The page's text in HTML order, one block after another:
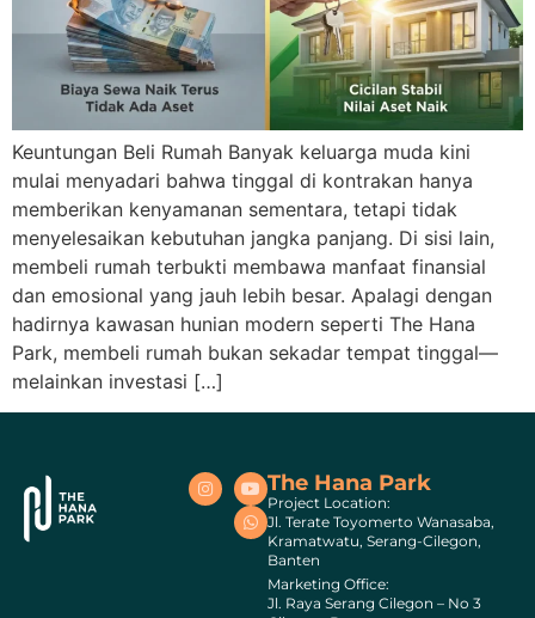
Keuntungan Beli Rumah Banyak keluarga muda kini
mulai menyadari bahwa tinggal di kontrakan hanya
memberikan kenyamanan sementara, tetapi tidak
menyelesaikan kebutuhan jangka panjang. Di sisi lain,
membeli rumah terbukti membawa manfaat finansial
dan emosional yang jauh lebih besar. Apalagi dengan
hadirnya kawasan hunian modern seperti The Hana
Park, membeli rumah bukan sekadar tempat tinggal—
melainkan investasi […]
The Hana Park
Project Location:
Jl. Terate Toyomerto Wanasaba,
Kramatwatu, Serang-Cilegon,
Banten
Marketing Office:
Jl. Raya Serang Cilegon – No 3